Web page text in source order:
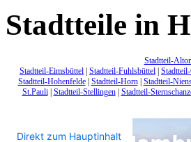
Stadtteile in
Stadtteil-
Stadtteil-Eimsbüttel | Stadtteil-Fuhlsbüttel |
Stadtteil-Hohenfelde| Stadtteil-Horn| Stadtteil-
St.Pauli| Stadtteil-Stellingen| Stadtteil-